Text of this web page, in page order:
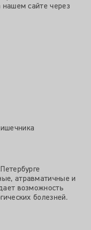
нашем сайте через
атравматичные и
возможность
болезней.